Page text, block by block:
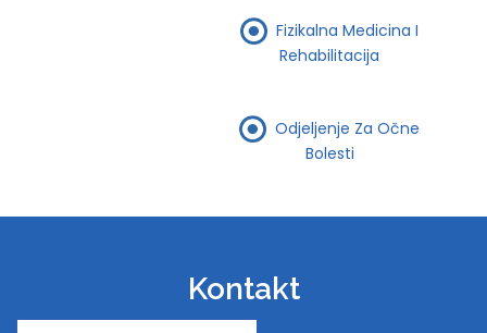
Fizikalna Medicina I
Rehabilitacija
Odjeljenje Za Očne
Bolesti
Kontakt